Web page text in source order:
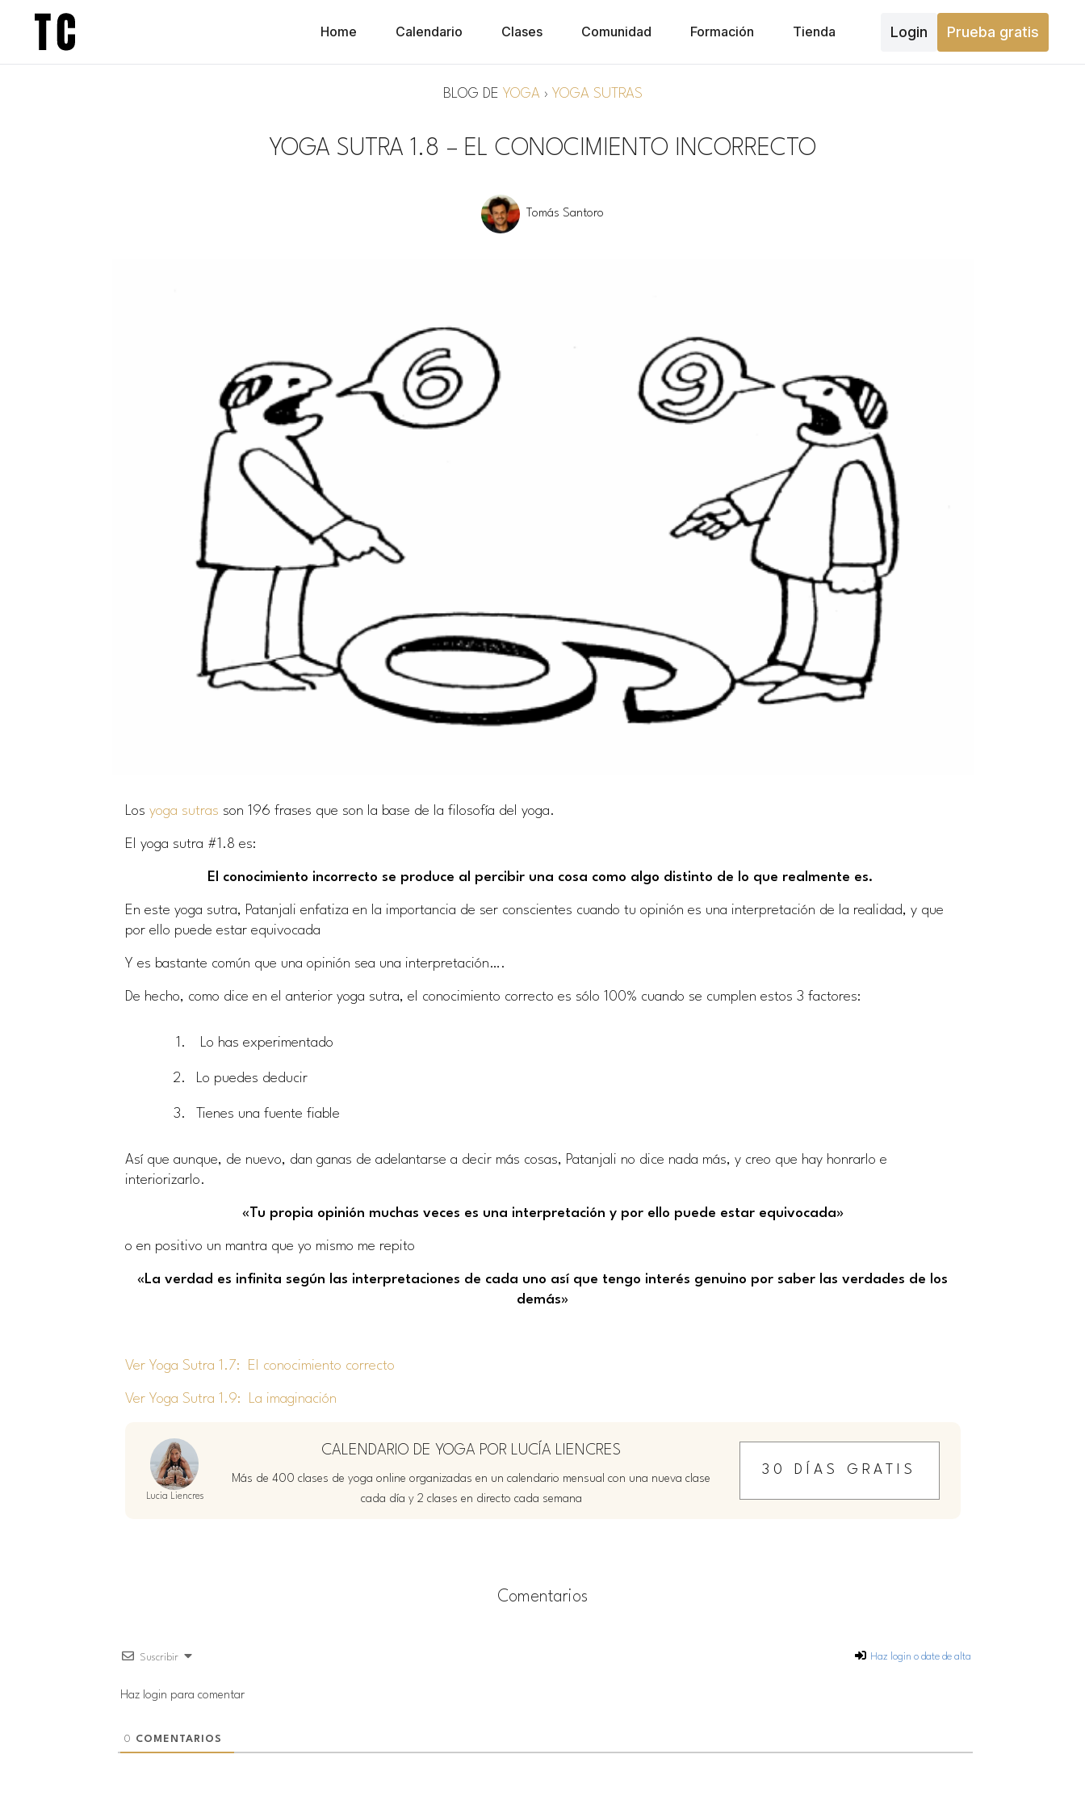
Home Calendario Clases Comunidad Formación Tienda Login Prueba gratis
BLOG DE YOGA › YOGA SUTRAS
YOGA SUTRA 1.8 – EL CONOCIMIENTO INCORRECTO
Tomás Santoro
Los yoga sutras son 196 frases que son la base de la filosofía del yoga.
El yoga sutra #1.8 es:
El conocimiento incorrecto se produce al percibir una cosa como algo distinto de lo que realmente es.
En este yoga sutra, Patanjali enfatiza en la importancia de ser conscientes cuando tu opinión es una interpretación de la realidad, y que
por ello puede estar equivocada
Y es bastante común que una opinión sea una interpretación….
De hecho, como dice en el anterior yoga sutra, el conocimiento correcto es sólo 100% cuando se cumplen estos 3 factores:
Lo has experimentado
Lo puedes deducir
Tienes una fuente fiable
Así que aunque, de nuevo, dan ganas de adelantarse a decir más cosas, Patanjali no dice nada más, y creo que hay honrarlo e
interiorizarlo.
«Tu propia opinión muchas veces es una interpretación y por ello puede estar equivocada»
o en positivo un mantra que yo mismo me repito
«La verdad es infinita según las interpretaciones de cada uno así que tengo interés genuino por saber las verdades de los
demás»
Ver Yoga Sutra 1.7: El conocimiento correcto
Ver Yoga Sutra 1.9: La imaginación
Lucia Liencres
CALENDARIO DE YOGA POR LUCÍA LIENCRES
Más de 400 clases de yoga online organizadas en un calendario mensual con una nueva clase
cada día y 2 clases en directo cada semana
30 DÍAS GRATIS
Comentarios
Suscribir Haz login o date de alta
Haz login para comentar
0 COMENTARIOS